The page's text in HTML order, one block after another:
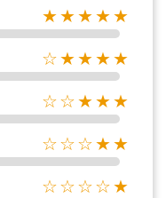
★★★★★
★★★★☆
★★★☆☆
★★☆☆☆
★☆☆☆☆